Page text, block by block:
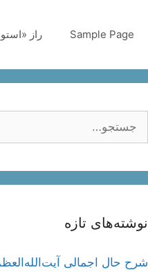
Sample Page راز
نوشته‌های تازه
شرح حال اجمالی